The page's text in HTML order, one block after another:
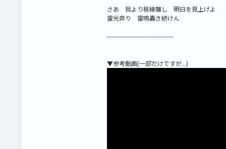
さあ 我より視線離し 明日を見上げよ
雷光奔り 雷鳴轟き続けん
---------------------------------
▼参考動画(一部だけですが...)